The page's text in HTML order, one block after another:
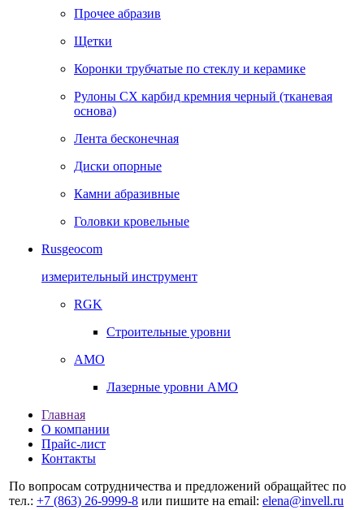
Прочее абразив
Щетки
Коронки трубчатые по стеклу и керамике
Рулоны CX карбид кремния черный (тканевая
основа)
Лента бесконечная
Диски опорные
Камни абразивные
Головки кровельные
Rusgeocom
измерительный инструмент
RGK
Строительные уровни
AMO
Лазерные уровни AMO
Главная
О компании
Прайс-лист
Контакты
По вопросам сотрудничества и предложений обращайтес по
тел.: +7 (863) 26‐9999‐8 или пишите на email: elena@invell.ru